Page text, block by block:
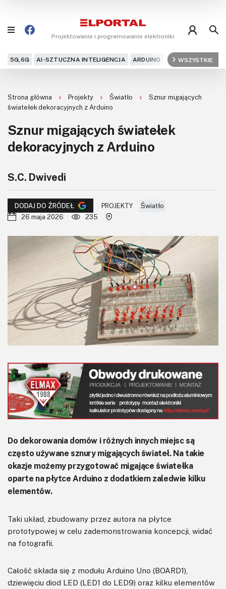
Projektowanie i programowanie elektroniki
5G,6G AI-SZTUCZNA INTELIGENCJA ARDUINO ARM AUDIO
WSZYSTKIE
Projekty
Kursy
DIY+
Czytelnia
Dla Ciebie
Kontakt
Newsletter
Magazyny
Archiwum
Do pobrania
Strona główna Projekty Światło
Sznur migających
światełek dekoracyjnych z Arduino
Sznur migających światełek
dekoracyjnych z Arduino
S.C. Dwivedi
DODAJ DO ŹRÓDEŁ PROJEKTY
Światło
26 maja 2026
235
Do dekorowania domów i różnych innych miejsc są
często używane sznury migających świateł. Na takie
okazje możemy przygotować migające światełka
oparte na płytce Arduino z dodatkiem zaledwie kilku
elementów.
Taki układ, zbudowany przez autora na płytce
prototypowej w celu zademonstrowania koncepcji, widać
na fotografii.
Całość składa się z modułu Arduino Uno (BOARD1),
dziewięciu diod LED (LED1 do LED9) oraz kilku elementów